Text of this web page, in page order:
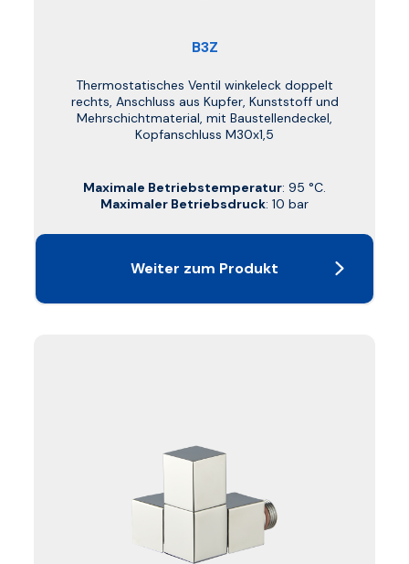
B3Z
Thermostatisches Ventil winkeleck doppelt
rechts, Anschluss aus Kupfer, Kunststoff und
Mehrschichtmaterial, mit Baustellendeckel,
Kopfanschluss M30x1,5
Maximale Betriebstemperatur: 95 °C.
Maximaler Betriebsdruck: 10 bar
Weiter zum Produkt